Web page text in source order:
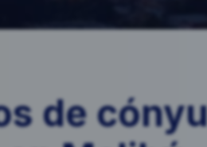
de